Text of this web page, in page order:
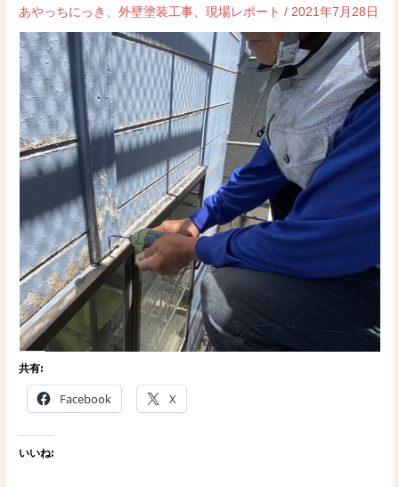
あやっちにっき 、外壁塗装工事 、現場レポート / 2021年7月28日
共有:
Facebook X
いいね: